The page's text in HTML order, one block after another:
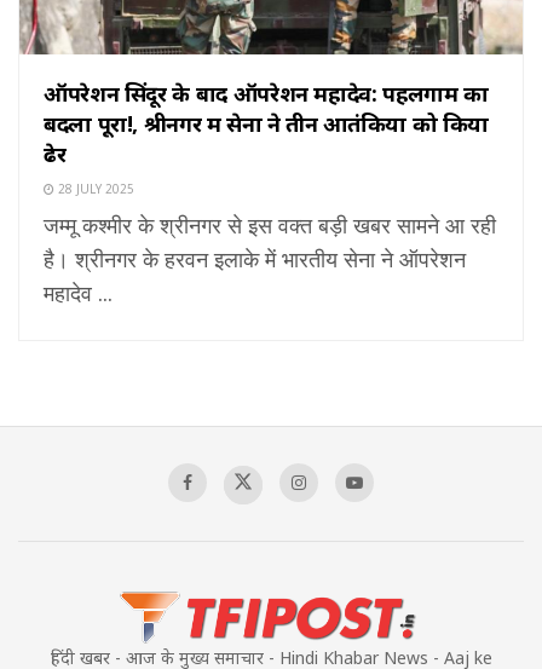
ऑपरेशन सिंदूर के बाद ऑपरेशन महादेव: पहलगाम का
बदला पूरा!, श्रीनगर में सेना ने तीन आतंकियों को किया
ढेर
28 JULY 2025
जम्मू कश्मीर के श्रीनगर से इस वक्त बड़ी खबर सामने आ रही
है। श्रीनगर के हरवन इलाके में भारतीय सेना ने ऑपरेशन
महादेव ...
हिंदी खबर - आज के मुख्य समाचार - Hindi Khabar News - Aaj ke